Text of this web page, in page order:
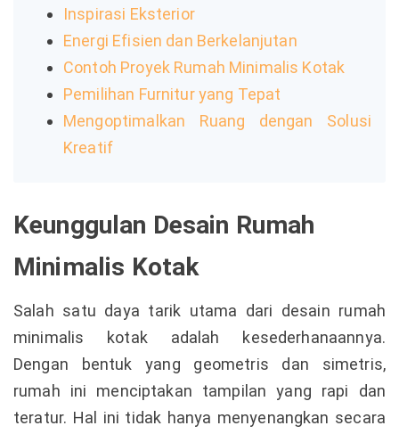
Inspirasi Eksterior
Energi Efisien dan Berkelanjutan
Contoh Proyek Rumah Minimalis Kotak
Pemilihan Furnitur yang Tepat
Mengoptimalkan Ruang dengan Solusi
Kreatif
Keunggulan Desain Rumah
Minimalis Kotak
Salah satu daya tarik utama dari desain rumah
minimalis kotak adalah kesederhanaannya.
Dengan bentuk yang geometris dan simetris,
rumah ini menciptakan tampilan yang rapi dan
teratur. Hal ini tidak hanya menyenangkan secara